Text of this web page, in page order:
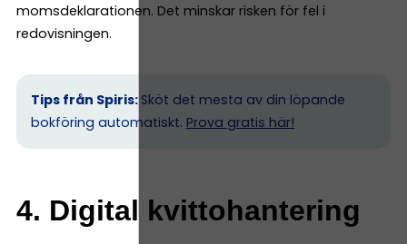
momsdeklarationen. Det minskar risken för fel i
redovisningen.
Tips från Spiris: Sköt det mesta av din löpande
bokföring automatiskt. Prova gratis här!
4. Digital kvittohantering